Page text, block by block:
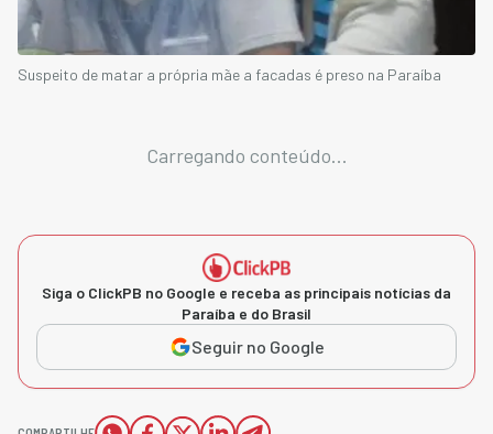
Suspeito de matar a própria mãe a facadas é preso na Paraíba
Carregando conteúdo...
Siga o ClickPB no Google e receba as principais notícias da
Paraíba e do Brasil
Seguir no Google